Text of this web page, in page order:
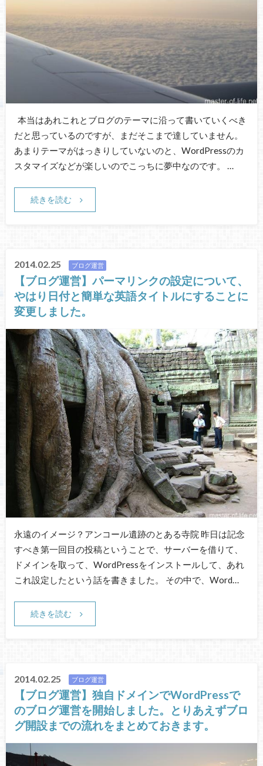
本当はあれこれとブログのテーマに沿って書いていくべき
だと思っているのですが、まだそこまで達していません。
あまりテーマがはっきりしていないのと、WordPressのカ
スタマイズなどが楽しいのでこっちに夢中なのです。 …
続きを読む
2014.02.25 ブログ運営
【ブログ運営】パーマリンクの設定について、
やはり日付と簡単な英語タイトルにすることに
変更しました。
永遠のイメージ？アンコール遺跡のとある寺院 昨日は記念
すべき第一回目の投稿ということで、サーバーを借りて、
ドメインを取って、WordPressをインストールして、あれ
これ設定したという話を書きました。 その中で、Word…
続きを読む
2014.02.25 ブログ運営
【ブログ運営】独自ドメインでWordPressで
のブログ運営を開始しました。とりあえずブロ
グ開設までの流れをまとめておきます。